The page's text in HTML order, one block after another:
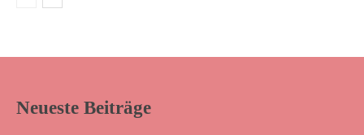
Neueste Beiträge